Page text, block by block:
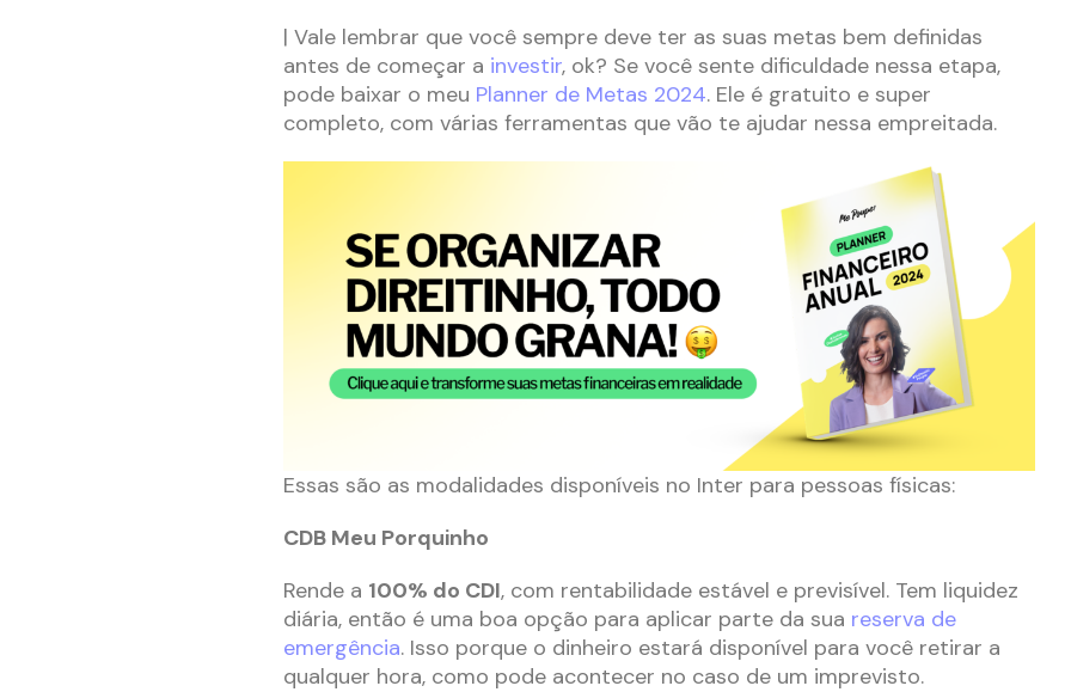
| Vale lembrar que você sempre deve ter as suas metas bem definidas
antes de começar a investir, ok? Se você sente dificuldade nessa etapa,
pode baixar o meu Planner de Metas 2024. Ele é gratuito e super
completo, com várias ferramentas que vão te ajudar nessa empreitada.
Essas são as modalidades disponíveis no Inter para pessoas físicas:
CDB Meu Porquinho
Rende a 100% do CDI, com rentabilidade estável e previsível. Tem liquidez
diária, então é uma boa opção para aplicar parte da sua reserva de
emergência. Isso porque o dinheiro estará disponível para você retirar a
qualquer hora, como pode acontecer no caso de um imprevisto.